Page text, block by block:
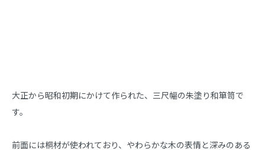
大正から昭和初期にかけて作られた、三尺幅の朱塗り和箪笥で
す。
前面には桐材が使われており、やわらかな木の表情と深みのある